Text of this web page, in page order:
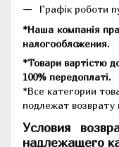
Графік роботи
*Наша компанія
налогообложения.
*Товари вартістю
100% передоплаті.
*Все категории
подлежат возврату
Условия
надлежащего